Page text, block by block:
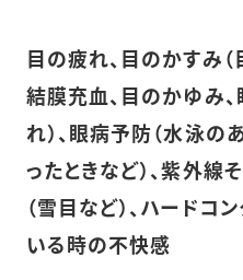
目の疲れ、目のかすみ（
結膜充血、目のかゆみ
れ）、眼病予防（水泳の
ったときなど）、紫外
（雪目など）、ハードコ
いる時の不快感